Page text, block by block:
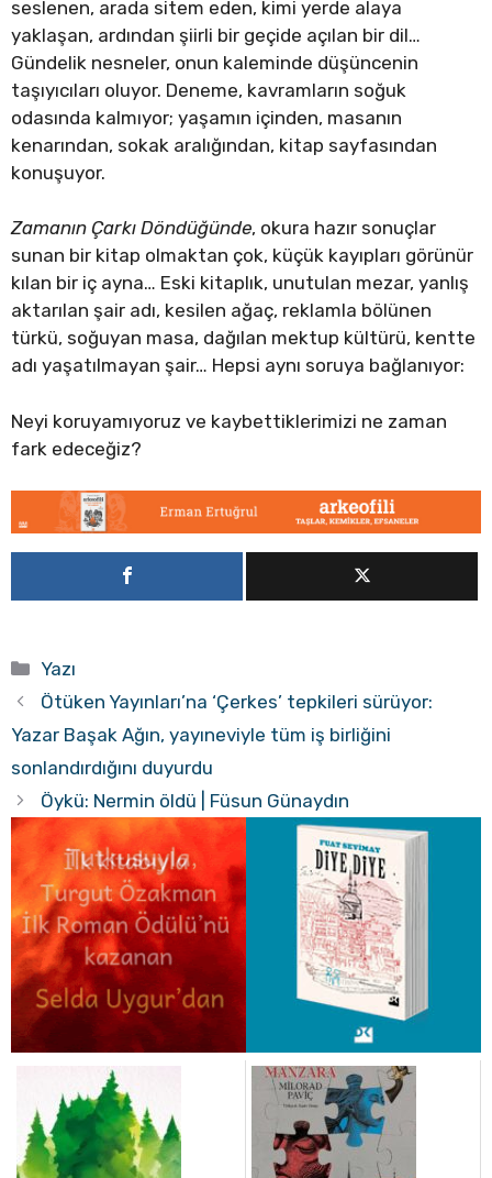
seslenen, arada sitem eden, kimi yerde alaya
yaklaşan, ardından şiirli bir geçide açılan bir dil…
Gündelik nesneler, onun kaleminde düşüncenin
taşıyıcıları oluyor. Deneme, kavramların soğuk
odasında kalmıyor; yaşamın içinden, masanın
kenarından, sokak aralığından, kitap sayfasından
konuşuyor.
Zamanın Çarkı Döndüğünde, okura hazır sonuçlar
sunan bir kitap olmaktan çok, küçük kayıpları görünür
kılan bir iç ayna… Eski kitaplık, unutulan mezar, yanlış
aktarılan şair adı, kesilen ağaç, reklamla bölünen
türkü, soğuyan masa, dağılan mektup kültürü, kentte
adı yaşatılmayan şair… Hepsi aynı soruya bağlanıyor:
Neyi koruyamıyoruz ve kaybettiklerimizi ne zaman
fark edeceğiz?
Kategoriler
Yazı
Ötüken Yayınları’na ‘Çerkes’ tepkileri sürüyor:
Yazar Başak Ağın, yayıneviyle tüm iş birliğini
sonlandırdığını duyurdu
Öykü: Nermin öldü | Füsun Günaydın